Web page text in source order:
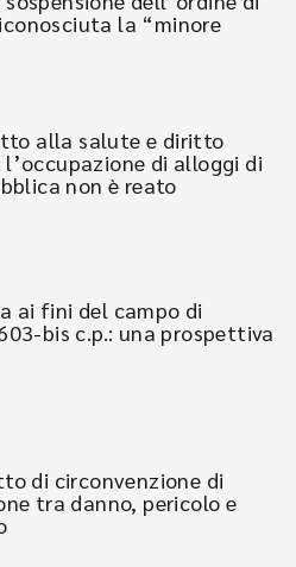
la “minore
alla salute e diritto
di alloggi di
non è reato
ai fini del campo di
bis c.p.: una prospettiva
di circonvenzione di
tra danno, pericolo e